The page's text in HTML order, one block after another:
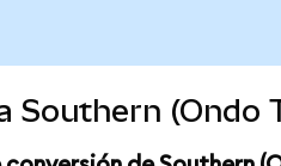
Southern (Ondo